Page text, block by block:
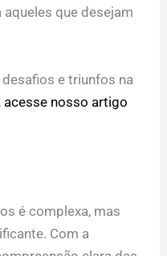
que desejam
e triunfos na
acesse nosso artigo
é complexa, mas
Com a